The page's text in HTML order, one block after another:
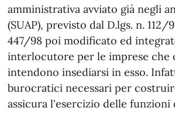
amministrativa avviato già negli
(SUAP), previsto dal D.lgs. n.
447/98 poi modificato ed
interlocutore per le imprese
intendono insediarsi in esso.
burocratici necessari per
assicura l'esercizio delle funzioni